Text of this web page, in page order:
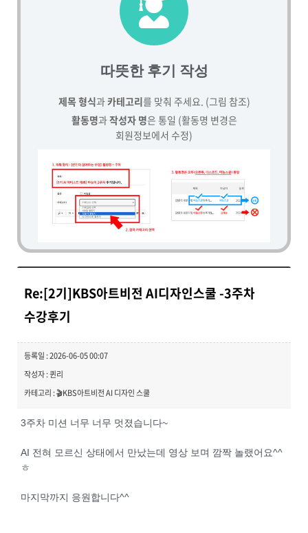
따뜻한 후기 작성
제목 형식과카테고리를 맞춰 주세요. (그림 참조)
활동명과작성자 명은 통일 (활동명 변경은
회원정보에서 수정)
Re:[2기]KBS아트비전 AI디자인스쿨 -3주차
수강후기
등록일 : 2026-06-05 00:07
작성자 : 퀸리
카테고리 : 🎬KBS아트비전 AI 디자인 스쿨
3주차 미션 너무 너무 멋졌습니다~
AI 전혀 모르신 상태에서 만났는데 영상 보며 깜짝 놀랬어요^^
ㅎ
마지막까지 응원합니다^^